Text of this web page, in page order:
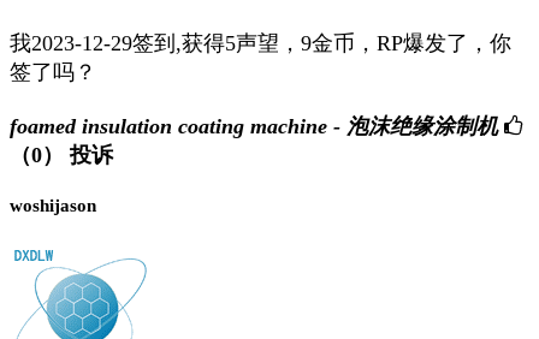
我2023-12-29签到,获得5声望，9金币，RP爆发了，你
签了吗？
foamed insulation coating machine - 泡沫绝缘涂制机
（0）
投诉
woshijason